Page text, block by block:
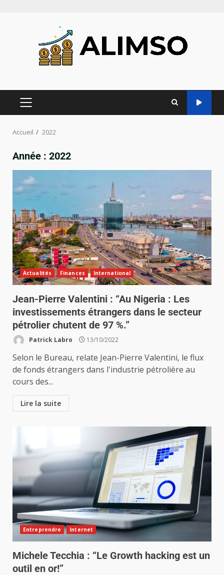
Accueil 2022
Année : 2022
Actualités Finances International
Jean-Pierre Valentini : “Au Nigeria : Les
investissements étrangers dans le secteur
pétrolier chutent de 97 %.”
Patrick Labro 13/10/2022
Selon le Bureau, relate Jean-Pierre Valentini, le flux
de fonds étrangers dans l'industrie pétrolière au
cours des...
Lire la suite
Entreprendre Internet
Michele Tecchia : “Le Growth hacking est un
outil en or!”